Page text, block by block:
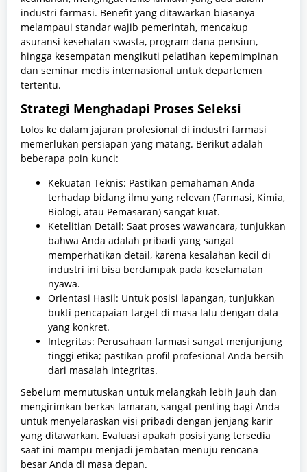
industri farmasi. Benefit yang ditawarkan biasanya
melampaui standar wajib pemerintah, mencakup
asuransi kesehatan swasta, program dana pensiun,
hingga kesempatan mengikuti pelatihan kepemimpinan
dan seminar medis internasional untuk departemen
tertentu.
Strategi Menghadapi Proses Seleksi
Lolos ke dalam jajaran profesional di industri farmasi
memerlukan persiapan yang matang. Berikut adalah
beberapa poin kunci:
Kekuatan Teknis: Pastikan pemahaman Anda
terhadap bidang ilmu yang relevan (Farmasi, Kimia,
Biologi, atau Pemasaran) sangat kuat.
Ketelitian Detail: Saat proses wawancara, tunjukkan
bahwa Anda adalah pribadi yang sangat
memperhatikan detail, karena kesalahan kecil di
industri ini bisa berdampak pada keselamatan
nyawa.
Orientasi Hasil: Untuk posisi lapangan, tunjukkan
bukti pencapaian target di masa lalu dengan data
yang konkret.
Integritas: Perusahaan farmasi sangat menjunjung
tinggi etika; pastikan profil profesional Anda bersih
dari masalah integritas.
Sebelum memutuskan untuk melangkah lebih jauh dan
mengirimkan berkas lamaran, sangat penting bagi Anda
untuk menyelaraskan visi pribadi dengan jenjang karir
yang ditawarkan. Evaluasi apakah posisi yang tersedia
saat ini mampu menjadi jembatan menuju rencana
besar Anda di masa depan.